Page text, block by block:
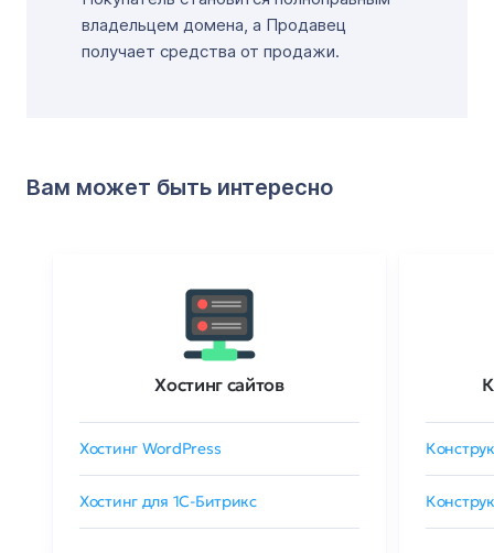
владельцем домена, а Продавец
получает средства от продажи.
Вам может быть интересно
Хостинг сайтов
Хостинг WordPress
Хостинг для 1C-Битрикс